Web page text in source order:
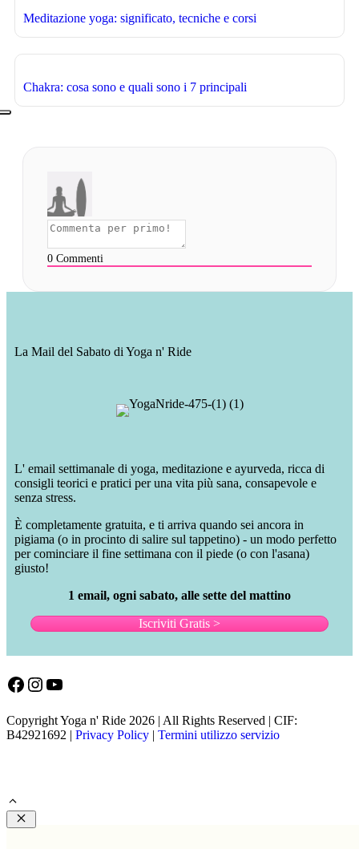
Meditazione yoga: significato, tecniche e corsi
Chakra: cosa sono e quali sono i 7 principali
0 Commenti
La Mail del Sabato di Yoga n' Ride
L' email settimanale di yoga, meditazione e ayurveda, ricca di
consigli teorici e pratici per una vita più sana, consapevole e
senza stress.
È completamente gratuita, e ti arriva quando sei ancora in
pigiama (o in procinto di salire sul tappetino) - un modo perfetto
per cominciare il fine settimana con il piede (o con l'asana)
giusto!
1 email, ogni sabato, alle sette del mattino
Iscriviti Gratis >
Facebook
Instagram
YouTube
Copyright Yoga n' Ride 2026 | All Rights Reserved | CIF:
B42921692 | Privacy Policy | Termini utilizzo servizio
Chiudi